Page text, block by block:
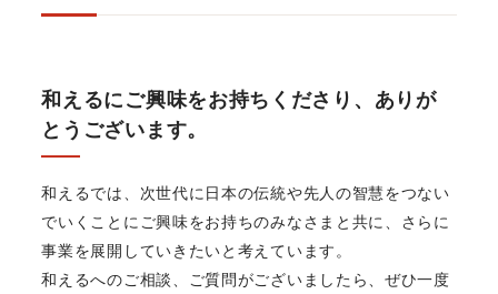
和えるにご興味をお持ちくださり、ありが
とうございます。
和えるでは、次世代に日本の伝統や先人の智慧をつない
でいくことにご興味をお持ちのみなさまと共に、さらに
事業を展開していきたいと考えています。
和えるへのご相談、ご質問がございましたら、ぜひ一度